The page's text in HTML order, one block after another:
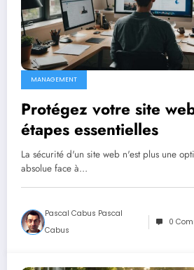
MANAGEMENT
Protégez votre site
étapes essentielles
La sécurité d'un site web n'est plus une
absolue face à…
Pascal Cabus Pascal
Cabus
0